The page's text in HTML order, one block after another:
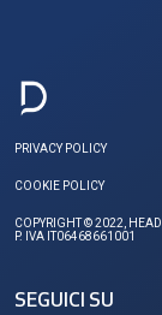
PRIVACY POLICY
COOKIE POLICY
COPYRIGHT © 2022,
P. IVA IT06468661001
SEGUICI SU